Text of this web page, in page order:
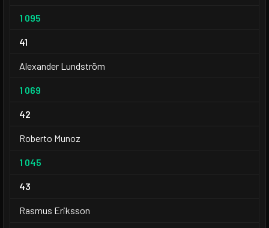
1 095
41
Alexander Lundström
1 069
42
Roberto Munoz
1 045
43
Rasmus Eriksson